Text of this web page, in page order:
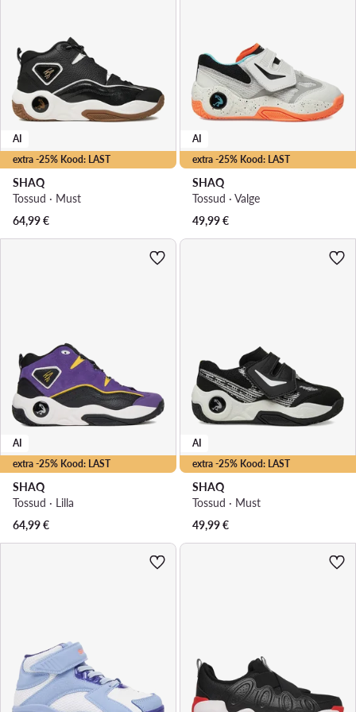
extra -25% Kood: LAST
AI
SHAQ
Tossud · Must
64,99€
extra -25% Kood: LAST
AI
SHAQ
Tossud · Valge
49,99€
extra -25% Kood: LAST
AI
SHAQ
Tossud · Lilla
64,99€
extra -25% Kood: LAST
AI
SHAQ
Tossud · Must
49,99€